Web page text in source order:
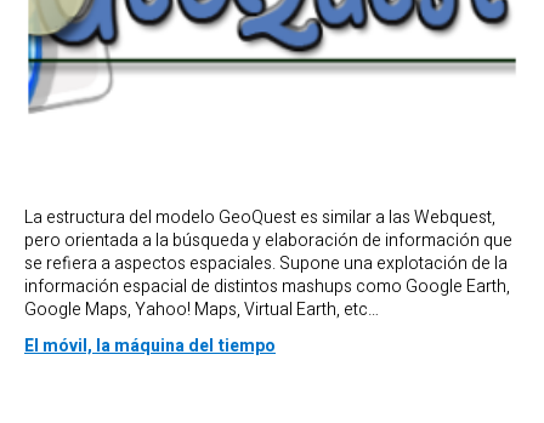
La estructura del modelo GeoQuest es similar a las Webquest,
pero orientada a la búsqueda y elaboración de información que
se refiera a aspectos espaciales. Supone una explotación de la
información espacial de distintos mashups como Google Earth,
Google Maps, Yahoo! Maps, Virtual Earth, etc…
El móvil, la máquina del tiempo